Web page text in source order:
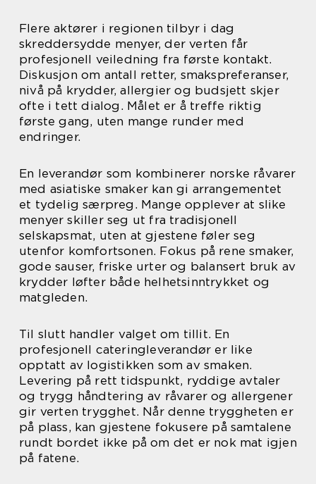
Flere aktører i regionen tilbyr i dag
skreddersydde menyer, der verten får
profesjonell veiledning fra første kontakt.
Diskusjon om antall retter, smakspreferanser,
nivå på krydder, allergier og budsjett skjer
ofte i tett dialog. Målet er å treffe riktig
første gang, uten mange runder med
endringer.
En leverandør som kombinerer norske råvarer
med asiatiske smaker kan gi arrangementet
et tydelig særpreg. Mange opplever at slike
menyer skiller seg ut fra tradisjonell
selskapsmat, uten at gjestene føler seg
utenfor komfortsonen. Fokus på rene smaker,
gode sauser, friske urter og balansert bruk av
krydder løfter både helhetsinntrykket og
matgleden.
Til slutt handler valget om tillit. En
profesjonell cateringleverandør er like
opptatt av logistikken som av smaken.
Levering på rett tidspunkt, ryddige avtaler
og trygg håndtering av råvarer og allergener
gir verten trygghet. Når denne tryggheten er
på plass, kan gjestene fokusere på samtalene
rundt bordet ikke på om det er nok mat igjen
på fatene.